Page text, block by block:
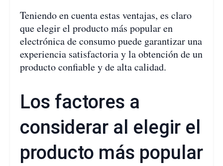
Teniendo en cuenta estas ventajas, es claro
que elegir el producto más popular en
electrónica de consumo puede garantizar una
experiencia satisfactoria y la obtención de un
producto confiable y de alta calidad.
Los factores a
considerar al elegir el
producto más popular